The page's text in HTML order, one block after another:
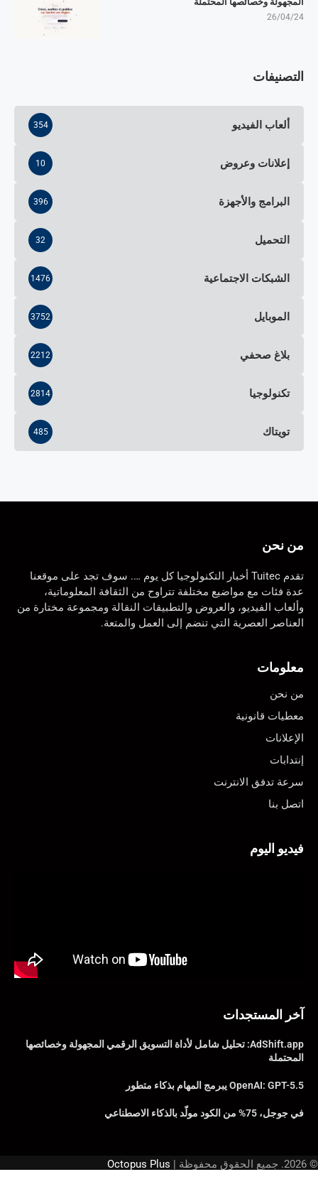
26/04/24
التصنيفات
ألعاب الفيديو 354
إعلانات وعروض 10
البرامج والأجهزة 396
التحميل 32
الشبكات الاجتماعية 1476
الموبايل 3752
بلاغ صحفي 2212
تكنولوجيا 2814
تويتاك 485
من نحن
تقدم Tuitec أخبار التكنولوجيا كل يوم …. سوف تجد على موقعنا
عدة فئات مع مواضيع مختلفة تتراوح من الثقافة المعلوماتية،
وألعاب الفيديو، والعروض والتطبيقات النقالة ومجموعة مختارة من
العناصر العصرية التي تنضم إلى العمل والمتعة.
معلومات
من نحن
معطيات قانونية
الإعلانات
إنتدابات
سرعة تدفق الانترنت
اتصل بنا
فيديو اليوم
آخر المستجدات
AdShift.app: تحليل شامل لأداة التسويق الرقمي المجهولة وخصائصها
المحتملة
OpenAI: GPT-5.5 يبرمج المهام بذكاء متطور
في جوجل، 75% من الكود مولّد بالذكاء الاصطناعي
© 2026. جميع الحقوق محفوظة | Octopus Plus